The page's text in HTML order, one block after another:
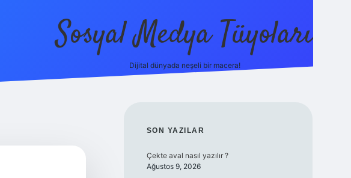
Sosyal Medya Tüyoları
Dijital dünyada neşeli bir macera!
SIDEBAR
SON YAZILAR
Çekte aval nasıl yazılır ?
Ağustos 9, 2026